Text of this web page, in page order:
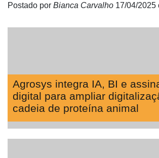
Postado por Bianca Carvalho 17/04/2025
Agrosys integra IA, BI e
digital para ampliar
cadeia de proteína animal